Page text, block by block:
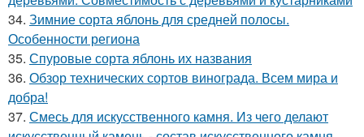
34. Зимние сорта яблонь для средней полосы.
Особенности региона
35. Спуровые сорта яблонь их названия
36. Обзор технических сортов винограда. Всем мира и
добра!
37. Смесь для искусственного камня. Из чего делают